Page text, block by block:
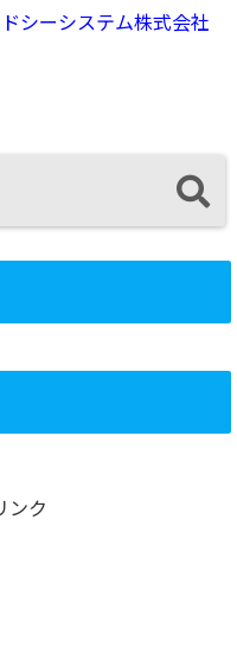
シーシステム株式会社
ンク